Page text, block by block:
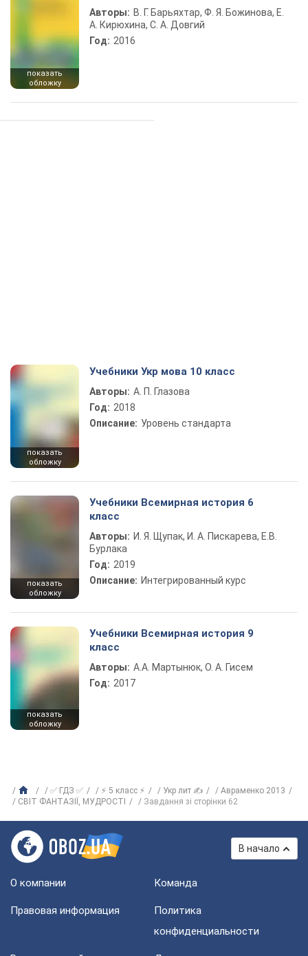
показать
обложку
Авторы: В. Г. Барьяхтар, Ф. Я. Божинова, Е.
А. Кирюхина, С. А. Довгий
Год: 2016
показать
обложку
Учебники Укр мова 10 класс
Авторы: А. П. Глазова
Год: 2018
Описание: Уровень стандарта
показать
обложку
Учебники Всемирная история 6
класс
Авторы: И. Я. Щупак, И. А. Пискарева, Е.В.
Бурлака
Год: 2019
Описание: Интегрированный курс
показать
обложку
Учебники Всемирная история 9
класс
Авторы: А.А. Мартынюк, О. А. Гисем
Год: 2017
✅ ГДЗ ✅ ⚡ 5 класс ⚡ Укр лит ✍
Авраменко 2013
СВІТ ФАНТАЗІЇ, МУДРОСТІ
Завдання зі сторінки 62
В начало
О компании Команда
Правовая информация
Политика
конфиденциальности